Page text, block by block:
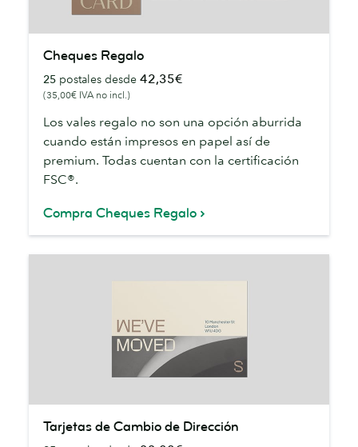
Regalo
Cheques Regalo
25 postales desde 42,35€
(35,00€ IVA no incl.)
Los vales regalo no son una opción aburrida
cuando están impresos en papel así de
premium. Todas cuentan con la certificación
FSC®.
Compra Cheques Regalo
Tarjetas de Cambio de Dirección